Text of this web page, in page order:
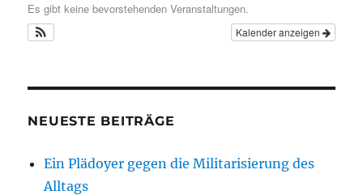
Es gibt keine bevorstehenden Veranstaltungen.
Kalender anzeigen
NEUESTE BEITRÄGE
Ein Plädoyer gegen die Militarisierung des
Alltags